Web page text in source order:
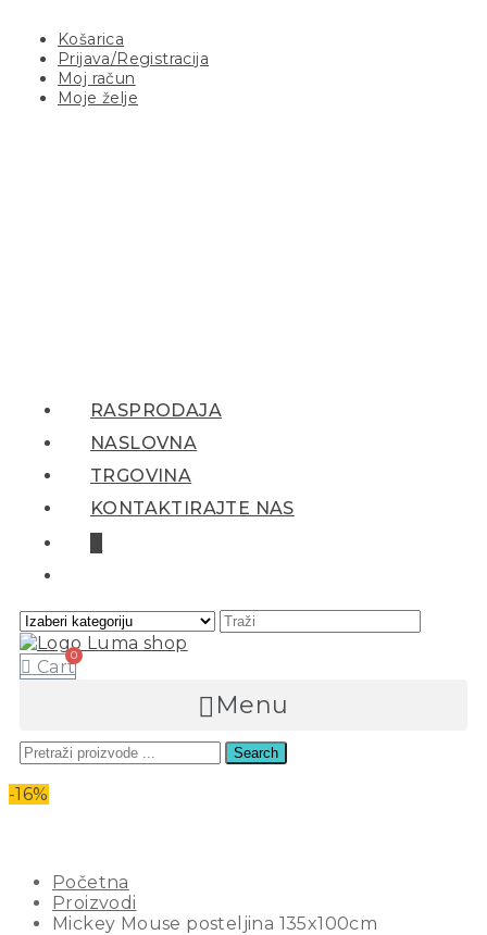
Košarica
Prijava/Registracija
Moj račun
Moje želje
RASPRODAJA
NASLOVNA
TRGOVINA
KONTAKTIRAJTE NAS
Cart
Menu
Search
MICKEY MOUSE POSTELJINA
Početna
Proizvodi
Mickey Mouse posteljina 135x100cm
-16%